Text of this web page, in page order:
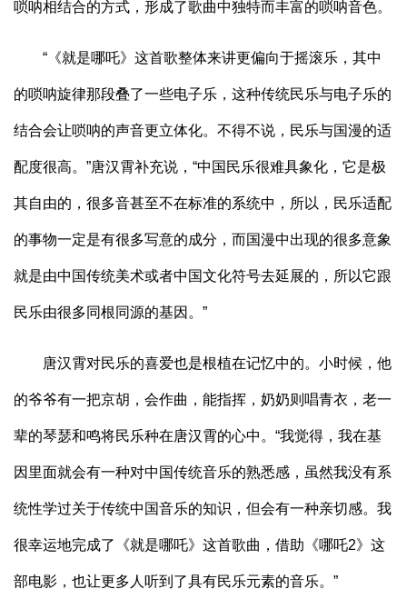
唢呐相结合的方式，形成了歌曲中独特而丰富的唢呐音色。
“《就是哪吒》这首歌整体来讲更偏向于摇滚乐，其中
的唢呐旋律那段叠了一些电子乐，这种传统民乐与电子乐的
结合会让唢呐的声音更立体化。不得不说，民乐与国漫的适
配度很高。”唐汉霄补充说，“中国民乐很难具象化，它是极
其自由的，很多音甚至不在标准的系统中，所以，民乐适配
的事物一定是有很多写意的成分，而国漫中出现的很多意象
就是由中国传统美术或者中国文化符号去延展的，所以它跟
民乐由很多同根同源的基因。”
唐汉霄对民乐的喜爱也是根植在记忆中的。小时候，他
的爷爷有一把京胡，会作曲，能指挥，奶奶则唱青衣，老一
辈的琴瑟和鸣将民乐种在唐汉霄的心中。“我觉得，我在基
因里面就会有一种对中国传统音乐的熟悉感，虽然我没有系
统性学过关于传统中国音乐的知识，但会有一种亲切感。我
很幸运地完成了《就是哪吒》这首歌曲，借助《哪吒2》这
部电影，也让更多人听到了具有民乐元素的音乐。”